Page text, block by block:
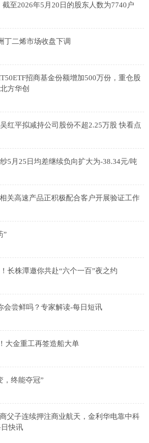
至2026年5月20日的股东人数为7740户
丁二烯市场收盘下调
招商基金份额增加500万份，重仓股
方华创
红平拟减持公司股份不超2.25万股 快看点
5月25日均差继续负向扩大为-38.34元/吨
关高速产品正积极配合客户开展验证工作
”
长株潭邀你共赴“六个一百”夜之约
会尝鲜吗？专家解读-每日短讯
大金重工再签造船大单
，终能夺冠”
父子连续押注商业航天，金利华电靠中科
快讯